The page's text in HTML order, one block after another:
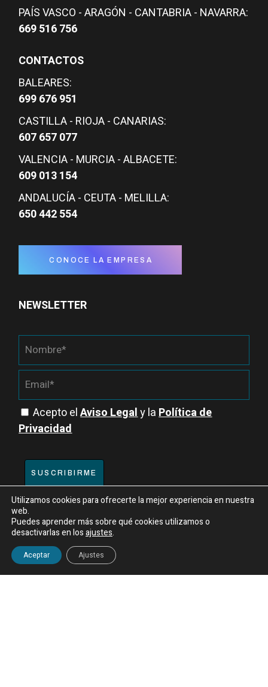
PAÍS VASCO - ARAGÓN - CANTABRIA - NAVARRA:
669 516 756
CONTACTOS
BALEARES:
699 676 951
CASTILLA - RIOJA - CANARIAS:
607 657 077
VALENCIA - MURCIA - ALBACETE:
609 013 154
ANDALUCÍA - CEUTA - MELILLA:
650 442 554
CONOCE LA EMPRESA
NEWSLETTER
Acepto elAviso Legaly laPolítica de
Privacidad
SUSCRIBIRME
FRAMUN© Todos los derechos reservados |
Legal|Política de Privacidad
Utilizamos cookies para ofrecerte la mejor experiencia en nuestra
web.
Puedes aprender más sobre qué cookies utilizamos o
desactivarlas en losajustes.
Aceptar Ajustes
¿Necesitas información?